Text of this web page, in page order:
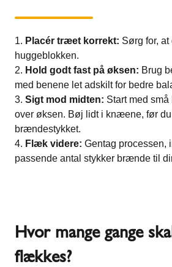
Placér træet korrekt: Sørg for,
huggeblokken.
Hold godt fast på øksen: Brug
med benene let adskilt for bedre
Sigt mod midten: Start med små
over øksen. Bøj lidt i knæene, før
brændestykket.
Flæk videre: Gentag processen,
passende antal stykker brænde til
Hvor mange gange
flækkes?